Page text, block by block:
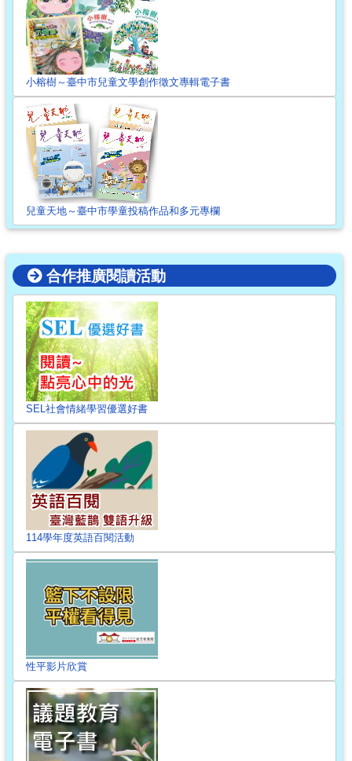
小榕樹～臺中市兒童文學創作徵文專輯電子書
兒童天地～臺中市學童投稿作品和多元專欄
合作推廣閱讀活動
SEL社會情緒學習優選好書
114學年度英語百閱活動
性平影片欣賞